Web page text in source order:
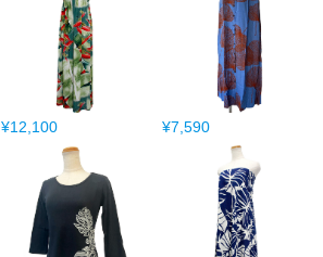
¥12,100 ¥7,590